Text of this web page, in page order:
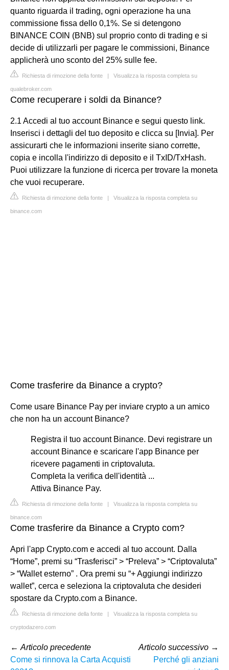
quanto riguarda il trading, ogni operazione ha una
commissione fissa dello 0,1%. Se si detengono
BINANCE COIN (BNB) sul proprio conto di trading e si
decide di utilizzarli per pagare le commissioni, Binance
applicherà uno sconto del 25% sulle fee.
Richiesta di rimozione della fonte | Visualizza la risposta completa su
qualebroker.com
Come recuperare i soldi da Binance?
2.1 Accedi al tuo account Binance e segui questo link.
Inserisci i dettagli del tuo deposito e clicca su [Invia]. Per
assicurarti che le informazioni inserite siano corrette,
copia e incolla l'indirizzo di deposito e il TxID/TxHash.
Puoi utilizzare la funzione di ricerca per trovare la moneta
che vuoi recuperare.
Richiesta di rimozione della fonte | Visualizza la risposta completa su
binance.com
Come trasferire da Binance a crypto?
Come usare Binance Pay per inviare crypto a un amico
che non ha un account Binance?
Registra il tuo account Binance. Devi registrare un
account Binance e scaricare l'app Binance per
ricevere pagamenti in criptovaluta.
Completa la verifica dell'identità ...
Attiva Binance Pay.
Richiesta di rimozione della fonte | Visualizza la risposta completa su
binance.com
Come trasferire da Binance a Crypto com?
Apri l'app Crypto.com e accedi al tuo account. Dalla
“Home”, premi su “Trasferisci” > “Preleva” > “Criptovaluta”
> “Wallet esterno” . Ora premi su “+ Aggiungi indirizzo
wallet”, cerca e seleziona la criptovaluta che desideri
spostare da Crypto.com a Binance.
Richiesta di rimozione della fonte | Visualizza la risposta completa su
cryptodazero.com
← Articolo precedente
Come si rinnova la Carta Acquisti
Articolo successivo →
Perché gli anziani